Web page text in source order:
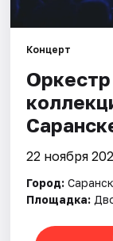
Площадки
Рейтинги
Концерт
22 ноября
Город: Саранск
Площадка: